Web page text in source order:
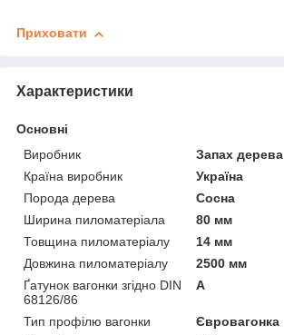
Приховати
Характеристики
Основні
Виробник
Запах дерева
Країна виробник
Україна
Порода дерева
Сосна
Ширина пиломатеріала
80 мм
Товщина пиломатеріалу
14 мм
Довжина пиломатеріалу
2500 мм
Ґатунок вагонки згідно DIN
68126/86
А
Тип профілю вагонки
Євровагонка